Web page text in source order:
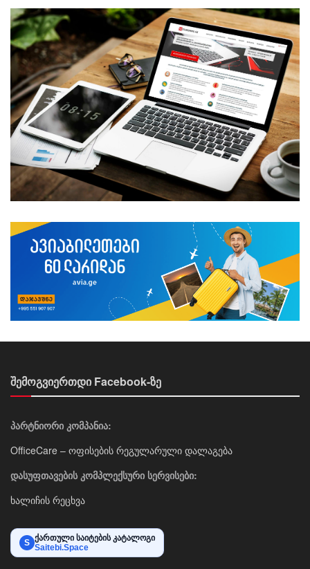
შემოგვიერთდი Facebook-ზე
პარტნიორი კომპანია:
OfficeCare – ოფისების რეგულარული დალაგება
დასუფთავების კომპლექსური სერვისები:
ხალიჩის რეცხვა
S ქართული საიტების კატალოგი
Saitebi.Space